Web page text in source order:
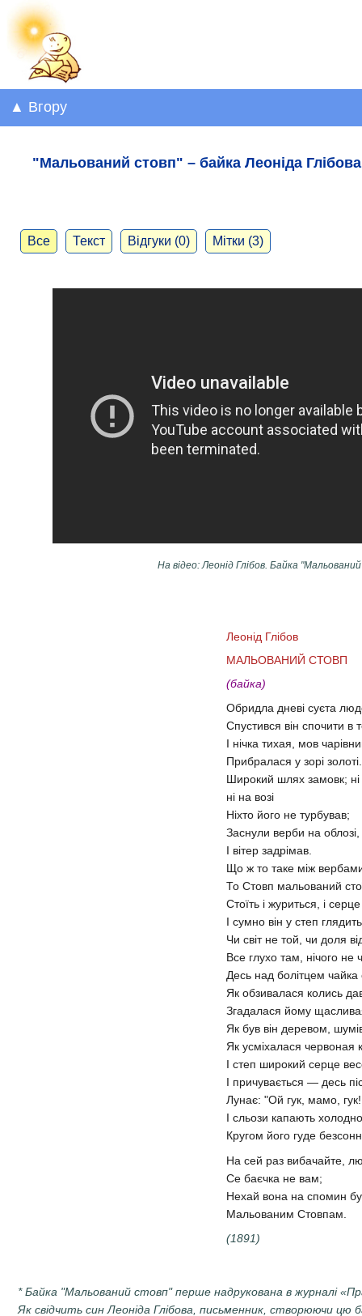
▲ Вгору
"Мальований стовп" – байка Леоніда
Все Текст Відгуки (0) Мітки (3)
На відео: Леонід Глібов. Байка
Леонід Глібов
МАЛЬОВАНИЙ СТОВП
(байка)
Обридла дневі суєта
Спустився він спочити в
І нічка тихая, мов
Прибралася у зорі золоті.
Широкий шлях замовк;
ні на возі
Ніхто його не турбував;
Заснули верби на облозі,
І вітер задрімав.
Що ж то таке між вербами
То Стовп мальований
Стоїть і журиться, і
І сумно він у степ
Чи світ не той, чи доля
Все глухо там, нічого не
Десь над болітцем чайка
Як обзивалася колись
Згадалася йому
Як був він деревом,
Як усміхалася червоная
І степ широкий серце
І причувається — десь
Лунає: "Ой гук, мамо,
І сльози капають
Кругом його гуде
На сей раз вибачайте,
Се баєчка не вам;
Нехай вона на спомин
Мальованим Стовпам.
(1891)
* Байка "Мальований стовп" перше надрукована в журналі
Як свідчить син Леоніда Глібова, письменник, створюючи цю